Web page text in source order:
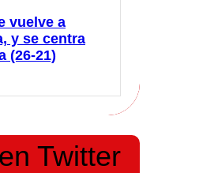
vuelve a
y se centra
(26-21)
Twitter